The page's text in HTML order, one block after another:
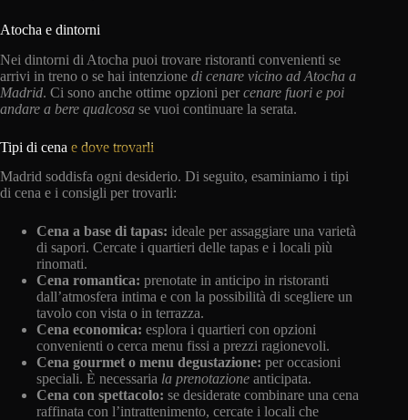
Atocha e dintorni
Nei dintorni di Atocha puoi trovare ristoranti convenienti se
arrivi in treno o se hai intenzione di cenare vicino ad Atocha a
Madrid. Ci sono anche ottime opzioni per cenare fuori e poi
andare a bere qualcosa se vuoi continuare la serata.
Tipi di cena e dove trovarli
Madrid soddisfa ogni desiderio. Di seguito, esaminiamo i tipi
di cena e i consigli per trovarli:
Cena a base di tapas: ideale per assaggiare una varietà
di sapori. Cercate i quartieri delle tapas e i locali più
rinomati.
Cena romantica: prenotate in anticipo in ristoranti
dall’atmosfera intima e con la possibilità di scegliere un
tavolo con vista o in terrazza.
Cena economica: esplora i quartieri con opzioni
convenienti o cerca menu fissi a prezzi ragionevoli.
Cena gourmet o menu degustazione: per occasioni
speciali. È necessaria la prenotazione anticipata.
Cena con spettacolo: se desiderate combinare una cena
raffinata con l’intrattenimento, cercate i locali che